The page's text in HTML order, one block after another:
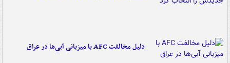
دلیل مخالفت AFC با میزبانی آبی‌ها در عراق